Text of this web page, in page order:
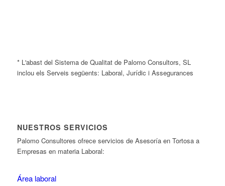
* L'abast del Sistema de Qualitat de Palomo Consultors, SL
inclou els Serveis següents: Laboral, Jurídic i Assegurances
NUESTROS SERVICIOS
Palomo Consultores ofrece servicios de Asesoría en Tortosa a
Empresas en materia Laboral:
Área laboral